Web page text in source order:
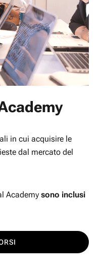
in cui acquisire le
dal mercato del
Academy sono inclusi